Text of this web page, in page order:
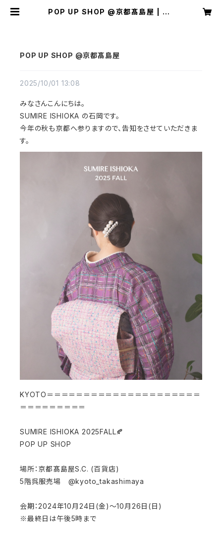
POP UP SHOP @京都髙島屋 | SU
POP UP SHOP @京都髙島屋
2025/10/01 13:08
みなさんこんにちは。
SUMIRE ISHIOKA の石岡です。
今年の秋も京都へ参りますので、告知をさせていただきま
す。
KYOTO＝＝＝＝＝＝＝＝＝＝＝＝＝＝＝＝＝＝＝＝＝
＝＝＝＝＝＝＝＝＝
SUMIRE ISHIOKA 2025FALL🍂
POP UP SHOP
場所：京都髙島屋S.C. (百貨店)
5階呉服売場 @kyoto_takashimaya
会期：2024年10月24日(金)～10月26日(日)
※最終日は午後5時まで